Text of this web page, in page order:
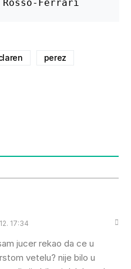
Rosso-Ferrari
perez
17:34
jucer rekao da ce u
vetelu? nije bilo u